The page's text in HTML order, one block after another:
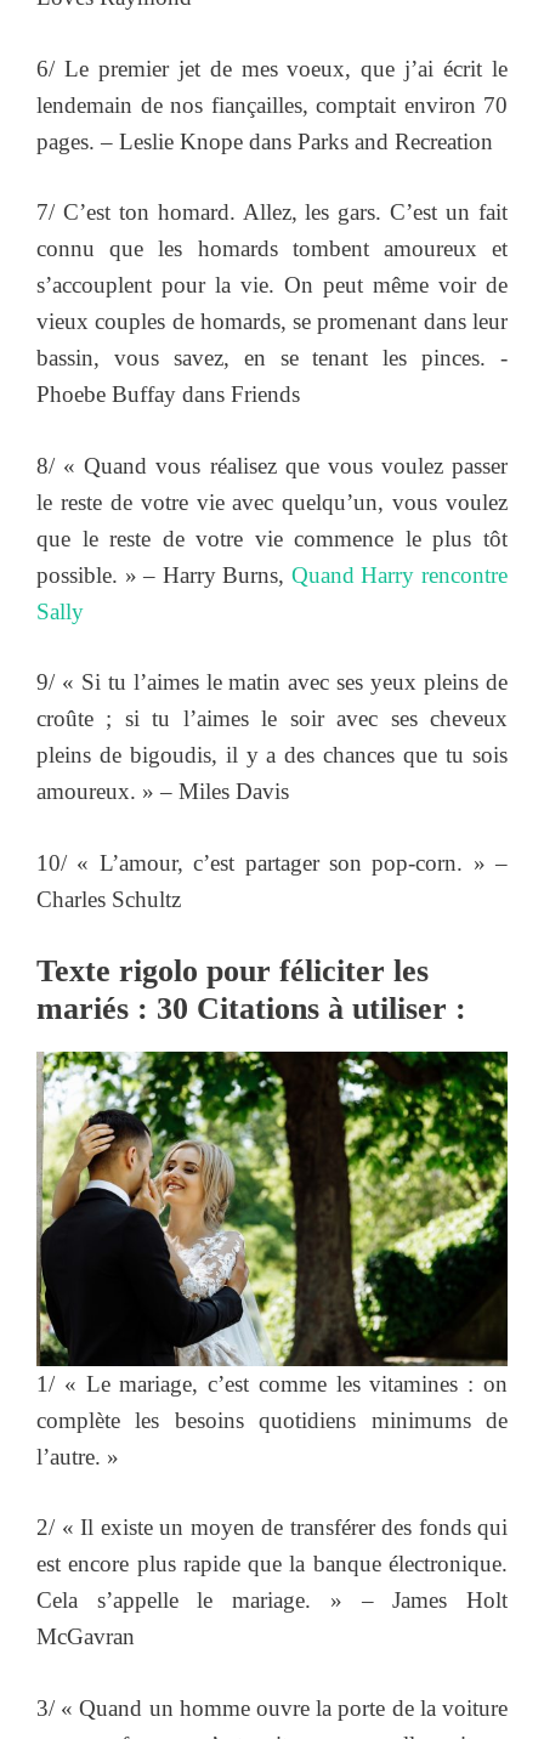
6/ Le premier jet de mes voeux, que j’ai écrit le
lendemain de nos fiançailles, comptait environ 70
pages. – Leslie Knope dans Parks and Recreation
7/ C’est ton homard. Allez, les gars. C’est un fait
connu que les homards tombent amoureux et
s’accouplent pour la vie. On peut même voir de
vieux couples de homards, se promenant dans leur
bassin, vous savez, en se tenant les pinces. -
Phoebe Buffay dans Friends
8/ « Quand vous réalisez que vous voulez passer
le reste de votre vie avec quelqu’un, vous voulez
que le reste de votre vie commence le plus tôt
possible. » – Harry Burns, Quand Harry rencontre
Sally
9/ « Si tu l’aimes le matin avec ses yeux pleins de
croûte ; si tu l’aimes le soir avec ses cheveux
pleins de bigoudis, il y a des chances que tu sois
amoureux. » – Miles Davis
10/ « L’amour, c’est partager son pop-corn. » –
Charles Schultz
Texte rigolo pour féliciter les
mariés : 30 Citations à utiliser :
1/ « Le mariage, c’est comme les vitamines : on
complète les besoins quotidiens minimums de
l’autre. »
2/ « Il existe un moyen de transférer des fonds qui
est encore plus rapide que la banque électronique.
Cela s’appelle le mariage. » – James Holt
McGavran
3/ « Quand un homme ouvre la porte de la voiture